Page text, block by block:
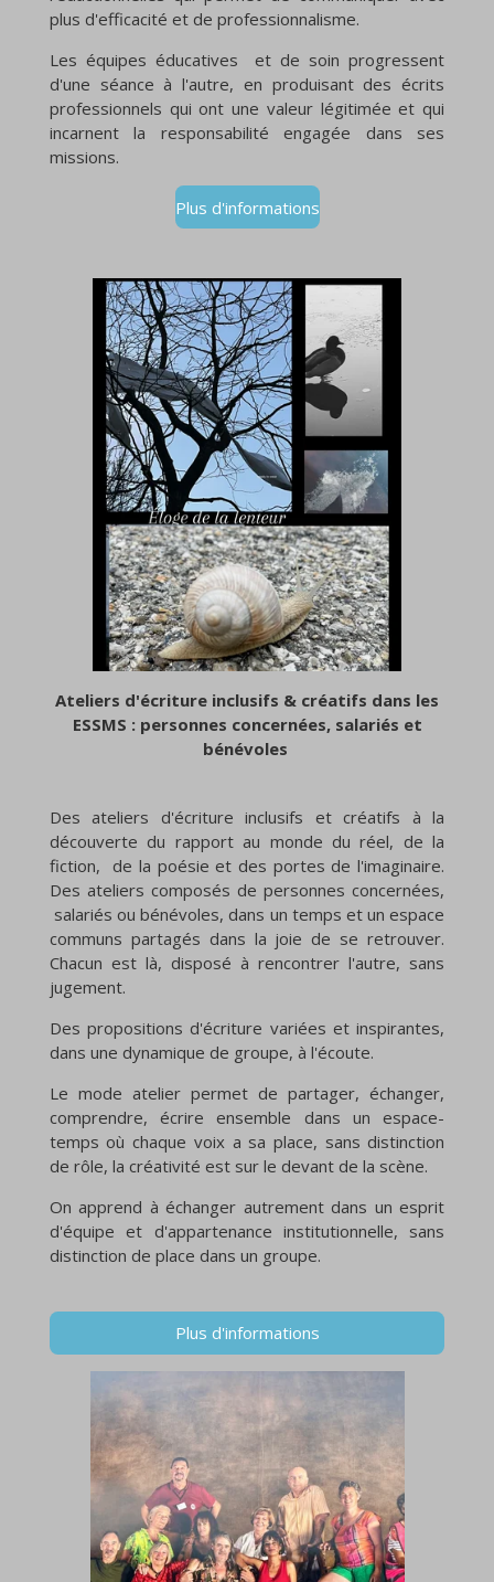
plus d'efficacité et de professionnalisme.
Les équipes éducatives et de soin progressent
d'une séance à l'autre, en produisant des écrits
professionnels qui ont une valeur légitimée et qui
incarnent la responsabilité engagée dans ses
missions.
Plus d'informations
Ateliers d'écriture inclusifs & créatifs dans les
ESSMS : personnes concernées, salariés et
bénévoles
Des ateliers d'écriture inclusifs et créatifs à la
découverte du rapport au monde du réel, de la
fiction, de la poésie et des portes de l'imaginaire.
Des ateliers composés de personnes concernées,
salariés ou bénévoles, dans un temps et un espace
communs partagés dans la joie de se retrouver.
Chacun est là, disposé à rencontrer l'autre, sans
jugement.
Des propositions d'écriture variées et inspirantes,
dans une dynamique de groupe, à l'écoute.
Le mode atelier permet de partager, échanger,
comprendre, écrire ensemble dans un espace-
temps où chaque voix a sa place, sans distinction
de rôle, la créativité est sur le devant de la scène.
On apprend à échanger autrement dans un esprit
d'équipe et d'appartenance institutionnelle, sans
distinction de place dans un groupe.
Plus d'informations